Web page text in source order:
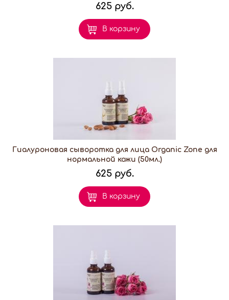
625 руб.
В корзину
Гиалуроновая сыворотка для лица Organic Zone для
нормальной кожи (50мл.)
625 руб.
В корзину